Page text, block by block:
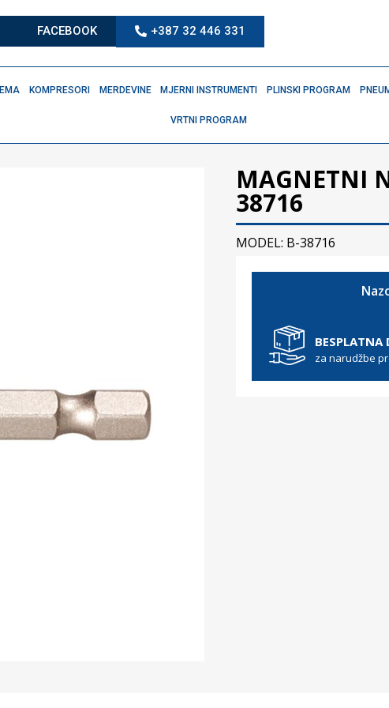
FACEBOOK +387 32 446 331
KOMPRESORI MERDEVINE MJERNI INSTRUMENTI PLINSKI PROGRAM
VRTNI PROGRAM
MAGNETNI
38716
MODEL: B-38716
BESPLATNA
za narudžbe